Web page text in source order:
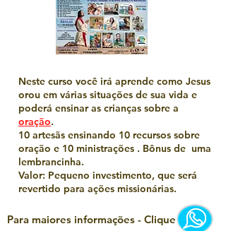
Neste curso você irá aprende como Jesus
orou em várias situações de sua vida e
poderá ensinar as crianças sobre a
oração.
10 artesãs ensinando 10 recursos sobre
oração e 10 ministrações . Bônus de uma
lembrancinha.
Valor: Pequeno investimento, que será
revertido para ações missionárias.
Para maiores informações - Clique